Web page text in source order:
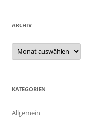
ARCHIV
Archiv
KATEGORIEN
Allgemein